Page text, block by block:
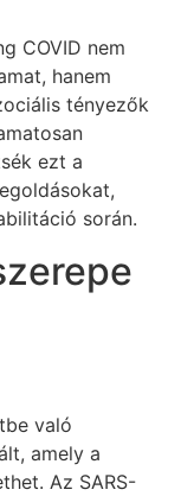
COVID nem
hanem
tényezők
ezt a
során.
való
amely a
Az SARS-